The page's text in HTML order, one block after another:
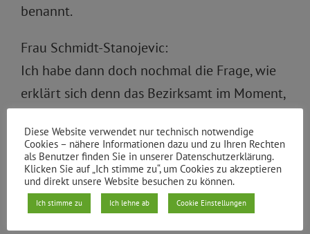
benannt.
Frau Schmidt-Stanojevic:
Ich habe dann doch nochmal die Frage, wie
erklärt sich denn das Bezirksamt im Moment,
verantwortlich ist, der am Wochenende
rausfährt und sich um die Fälle kümmert…
und nicht ausreichend finanziert wird?
Diese Website verwendet nur technisch notwendige
Cookies – nähere Informationen dazu und zu Ihren Rechten
als Benutzer finden Sie in unserer Datenschutzerklärung.
Klicken Sie auf „Ich stimme zu“, um Cookies zu akzeptieren
und direkt unsere Website besuchen zu können.
Ich stimme zu Ich lehne ab Cookie Einstellungen